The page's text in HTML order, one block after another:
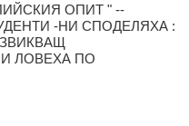
ОПИТ " --
-НИ СПОДЕЛЯХА :
ЛОВЕХА ПО